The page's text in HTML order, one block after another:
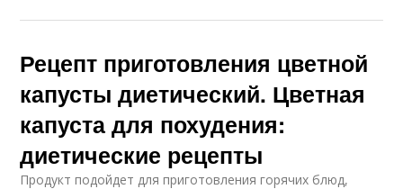
Рецепт приготовления цветной
капусты диетический. Цветная
капуста для похудения:
диетические рецепты
Продукт подойдет для приготовления горячих блюд,